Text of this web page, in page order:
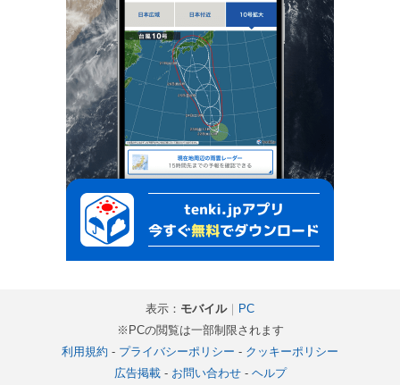
表示： モバイル｜ PC
※PCの閲覧は一部制限されます
利用規約 - プライバシーポリシー - クッキーポリシー
広告掲載- お問い合わせ- ヘルプ